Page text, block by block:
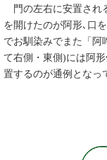
門の左右に安置され
を開けたのが阿形､口
でお馴染みでまた「阿
て右側・東側)には阿
置するのが通例となっ